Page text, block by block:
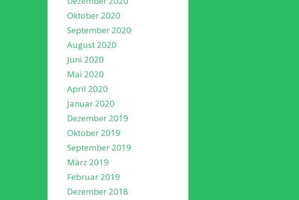
Oktober 2020
September 2020
August 2020
Juni 2020
Mai 2020
April 2020
Januar 2020
Dezember 2019
Oktober 2019
September 2019
März 2019
Februar 2019
Dezember 2018